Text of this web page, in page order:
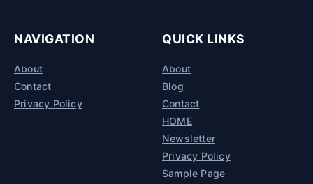
NAVIGATION
About
Contact
Privacy Policy
QUICK LINKS
About
Blog
Contact
HOME
Newsletter
Privacy Policy
Sample Page